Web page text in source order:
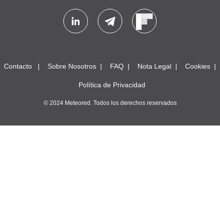
Contacto Sobre Nosotros FAQ Nota Legal Cookies
Política de Privacidad
© 2024 Meteored. Todos los derechos reservados